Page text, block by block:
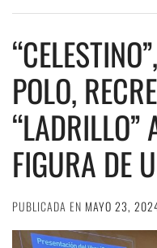
POLO,
“LADRILLO”
FIGURA DE
PUBLICADA EN MAYO 23,